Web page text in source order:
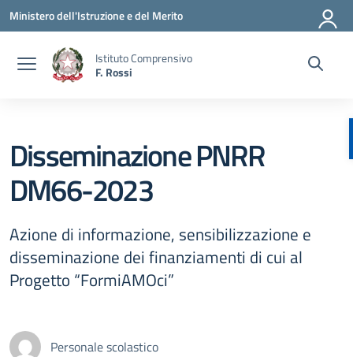
Vai ai contenuti
Vai al menu di navigazione
Vai al footer
Ministero dell'Istruzione e del Merito
Istituto Comprensivo
F. Rossi
Disseminazione PNRR
DM66-2023
Azione di informazione, sensibilizzazione e
disseminazione dei finanziamenti di cui al
Progetto “FormiAMOci”
Personale scolastico